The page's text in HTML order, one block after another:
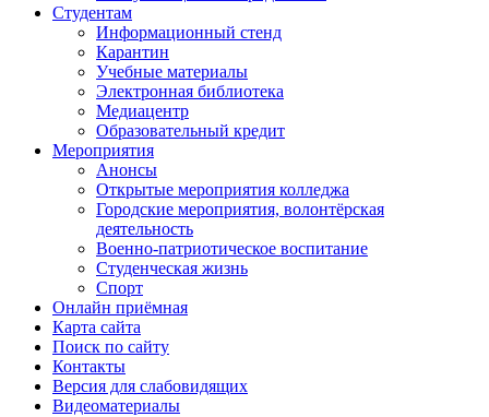
Студентам
Информационный стенд
Карантин
Учебные материалы
Электронная библиотека
Медиацентр
Образовательный кредит
Мероприятия
Анонсы
Открытые мероприятия колледжа
Городские мероприятия, волонтёрская
деятельность
Военно-патриотическое воспитание
Студенческая жизнь
Спорт
Онлайн приёмная
Карта сайта
Поиск по сайту
Контакты
Версия для слабовидящих
Видеоматериалы